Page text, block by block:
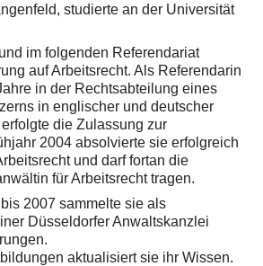
studierte an der Universität
im folgenden Referendariat
auf Arbeitsrecht. Als Referendarin
in der Rechtsabteilung eines
in englischer und deutscher
die Zulassung zur
2004 absolvierte sie erfolgreich
und darf fortan die
für Arbeitsrecht tragen.
2007 sammelte sie als
Düsseldorfer Anwaltskanzlei
aktualisiert sie ihr Wissen.